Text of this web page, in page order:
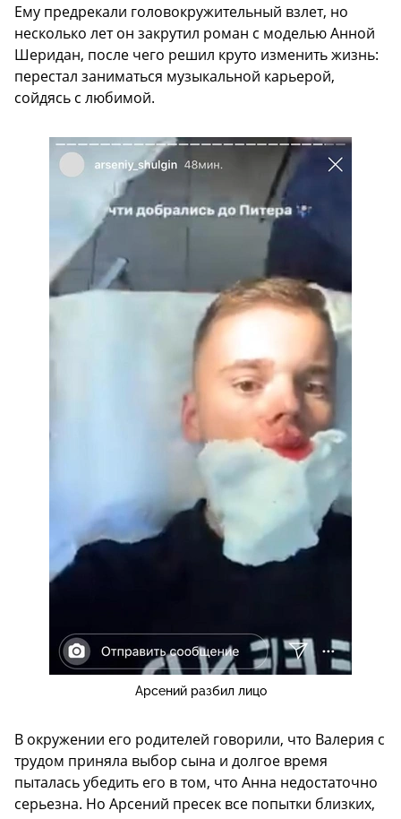
Ему предрекали головокружительный взлет, но
несколько лет он закрутил роман с моделью Анной
Шеридан, после чего решил круто изменить жизнь:
перестал заниматься музыкальной карьерой,
сойдясь с любимой.
Арсений разбил лицо
В окружении его родителей говорили, что Валерия с
трудом приняла выбор сына и долгое время
пыталась убедить его в том, что Анна недостаточно
серьезна. Но Арсений пресек все попытки близких,